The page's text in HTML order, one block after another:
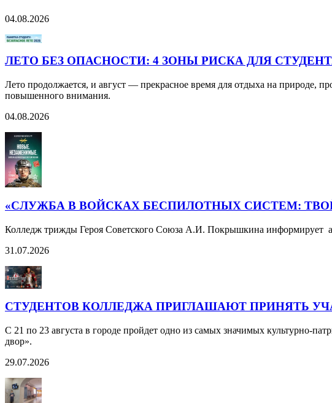
04.08.2026
ЛЕТО БЕЗ ОПАСНОСТИ: 4 ЗОНЫ РИСКА ДЛЯ
Лето продолжается, и август — прекрасное время для отдыха на природе,
повышенного внимания.
04.08.2026
«СЛУЖБА В ВОЙСКАХ БЕСПИЛОТНЫХ СИСТЕМ:
Колледж трижды Героя Советского Союза А.И. Покрышкина информирует
31.07.2026
СТУДЕНТОВ КОЛЛЕДЖА ПРИГЛАШАЮТ ПРИНЯТЬ
С 21 по 23 августа в городе пройдет одно из самых значимых культурно-
двор».
29.07.2026